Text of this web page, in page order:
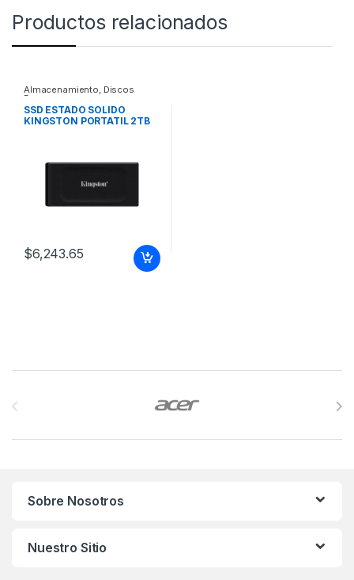
Productos relacionados
Almacenamiento, Discos
Duros
SSD ESTADO SOLIDO
KINGSTON PORTATIL 2TB
$6,243.65
Sobre Nosotros
Nuestro Sitio